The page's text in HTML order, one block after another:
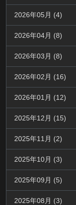
2026年05月 (4)
2026年04月 (8)
2026年03月 (8)
2026年02月 (16)
2026年01月 (12)
2025年12月 (15)
2025年11月 (2)
2025年10月 (3)
2025年09月 (5)
2025年08月 (3)